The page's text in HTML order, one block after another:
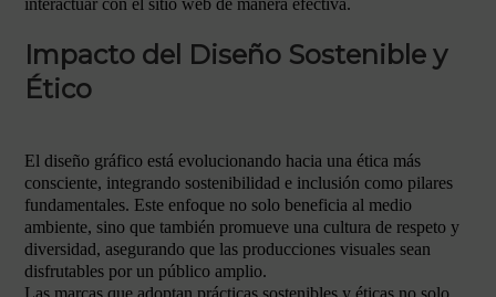
interactuar con el sitio web de manera efectiva.
Impacto del Diseño Sostenible y
Ético
El diseño gráfico está evolucionando hacia una ética más
consciente, integrando sostenibilidad e inclusión como pilares
fundamentales. Este enfoque no solo beneficia al medio
ambiente, sino que también promueve una cultura de respeto y
diversidad, asegurando que las producciones visuales sean
disfrutables por un público amplio.
Las marcas que adoptan prácticas sostenibles y éticas no solo